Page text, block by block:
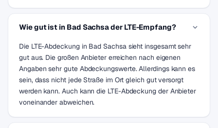
Wie gut ist in Bad Sachsa der LTE-Empfang?
Die LTE-Abdeckung in Bad Sachsa sieht insgesamt sehr
gut aus. Die großen Anbieter erreichen nach eigenen
Angaben sehr gute Abdeckungswerte. Allerdings kann es
sein, dass nicht jede Straße im Ort gleich gut versorgt
werden kann. Auch kann die LTE-Abdeckung der Anbieter
voneinander abweichen.